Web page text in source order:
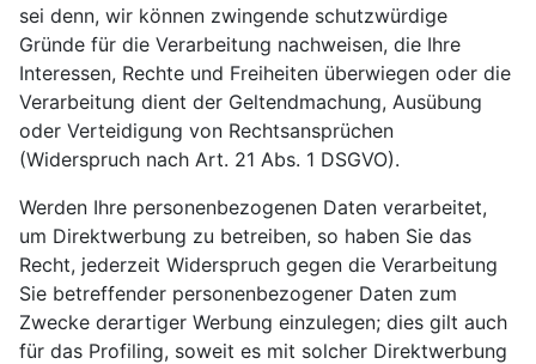
sei denn, wir können zwingende schutzwürdige
Gründe für die Verarbeitung nachweisen, die Ihre
Interessen, Rechte und Freiheiten überwiegen oder die
Verarbeitung dient der Geltendmachung, Ausübung
oder Verteidigung von Rechtsansprüchen
(Widerspruch nach Art. 21 Abs. 1 DSGVO).
Werden Ihre personenbezogenen Daten verarbeitet,
um Direktwerbung zu betreiben, so haben Sie das
Recht, jederzeit Widerspruch gegen die Verarbeitung
Sie betreffender personenbezogener Daten zum
Zwecke derartiger Werbung einzulegen; dies gilt auch
für das Profiling, soweit es mit solcher Direktwerbung